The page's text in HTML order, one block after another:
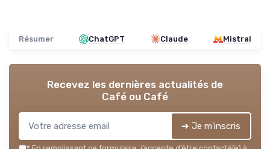
Résumer ChatGPT Claude Mistral
Recevez les dernières actualités de
Café ou Café
➔ Je m'inscris